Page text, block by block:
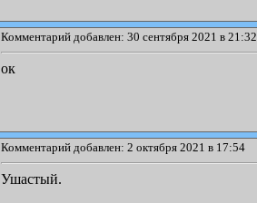
Комментарий добавлен: 30 сентября 2021 в 21:32
ок
Комментарий добавлен: 2 октября 2021 в 17:54
Ушастый.